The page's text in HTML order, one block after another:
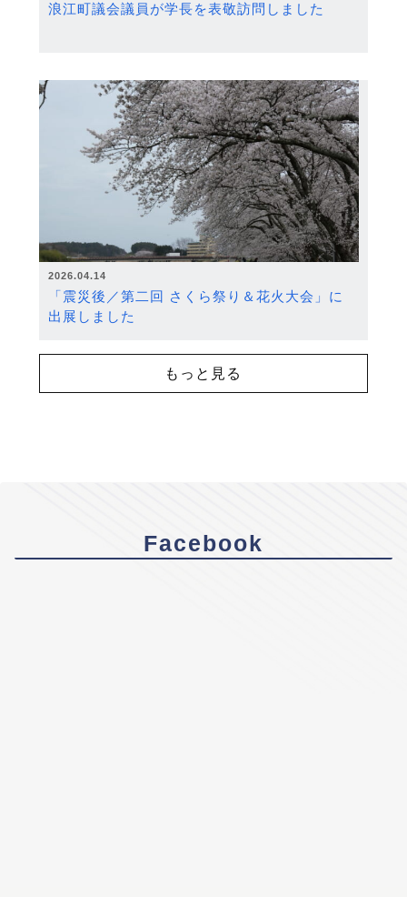
浪江町議会議員が学長を表敬訪問しました
2026.04.14
「震災後／第二回 さくら祭り＆花火大会」に
出展しました
もっと見る
Facebook